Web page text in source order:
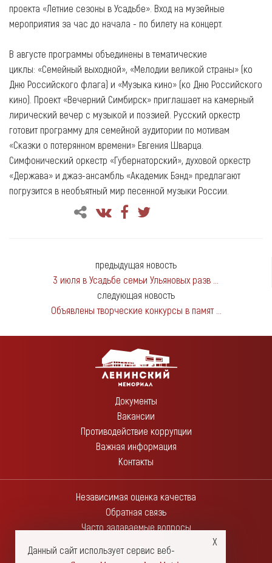
проекта «Летние сезоны в Усадьбе». Вход на музейные
мероприятия за час до начала - по билету на концерт.
В августе программы объединены в тематические
циклы: «Семейный выходной», «Мелодии великой страны» (ко
Дню Российского флага) и «Музыка кино» (ко Дню Российского
кино). Проект «Вечерний Симбирск» приглашает на камерный
лирический вечер с музыкой и поэзией. Русский оркестр
готовит программу для семейной аудитории по мотивам
«Сказки о потерянном времени» Евгения Шварца.
Симфонический оркестр «Губернаторский», духовой оркестр
«Держава» и джаз-ансамбль «Академик Бэнд» предлагают
погрузится в необъятный мир песенной музыки России.
предыдущая новость
3 июля в Усадьбе семьи Ульяновых разв ...
следующая новость
Объявлены творческие конкурсы в памят ...
Документы
Вакансии
Противодействие коррупции
Важная информация
Контакты
Независимая оценка качества
Обратная связь
Часто задаваемые вопросы
Данный сайт использует сервис веб-